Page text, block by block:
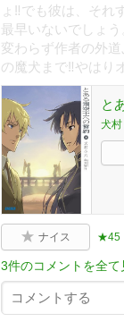
ょ‼でも彼は、それ
最早いないでしょ
変わらず作者の外
の魔犬まで‼やはり
と
犬
ナイス ★45
3件のコメントを全て